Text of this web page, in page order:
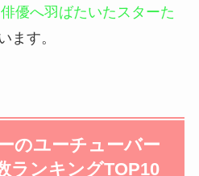
優へ羽ばたいたスターた
ます。
のユーチューバー
ランキングTOP10